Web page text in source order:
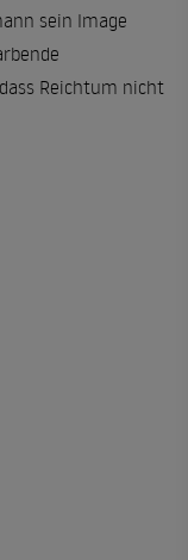
sein Image
Reichtum nicht